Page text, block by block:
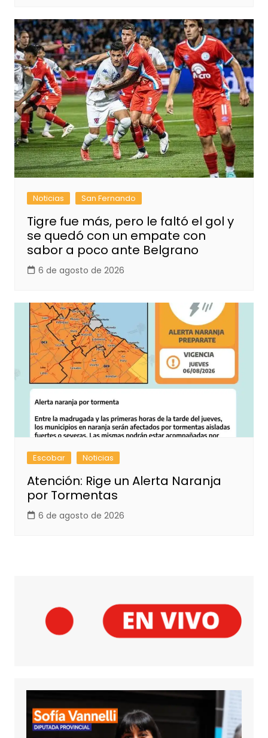
Noticias San Fernando
Tigre fue más, pero le faltó el gol y
se quedó con un empate con
sabor a poco ante Belgrano
6 de agosto de 2026
Escobar Noticias
Atención: Rige un Alerta Naranja
por Tormentas
6 de agosto de 2026